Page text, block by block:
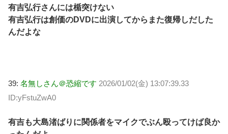
有吉弘行さんには楯突けない
有吉弘行は創価のDVDに出演してからまた復帰しだした
んだよな
39: 名無しさん＠恐縮です 2026/01/02(金) 13:07:39.33
ID:yFstuZwA0
有吉も大島渚ばりに関係者をマイクでぶん殴ってけば良か